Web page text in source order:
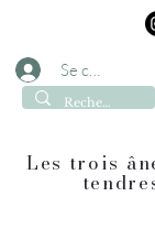
Se connecter
Les trois